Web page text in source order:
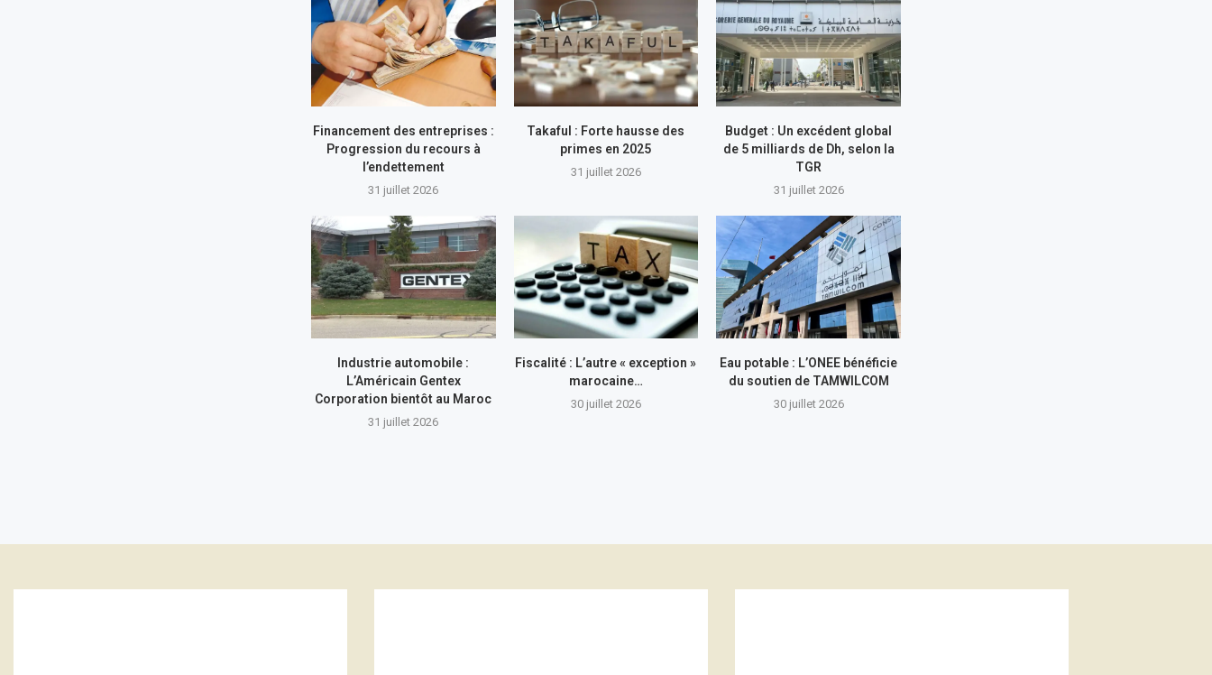
Financement des entreprises :
Progression du recours à
l’endettement
31 juillet 2026
Takaful : Forte hausse des
primes en 2025
31 juillet 2026
Budget : Un excédent global
de 5 milliards de Dh, selon la
TGR
31 juillet 2026
Industrie automobile :
L’Américain Gentex
Corporation bientôt au Maroc
31 juillet 2026
Fiscalité : L’autre « exception »
marocaine…
30 juillet 2026
Eau potable : L’ONEE bénéficie
du soutien de TAMWILCOM
30 juillet 2026